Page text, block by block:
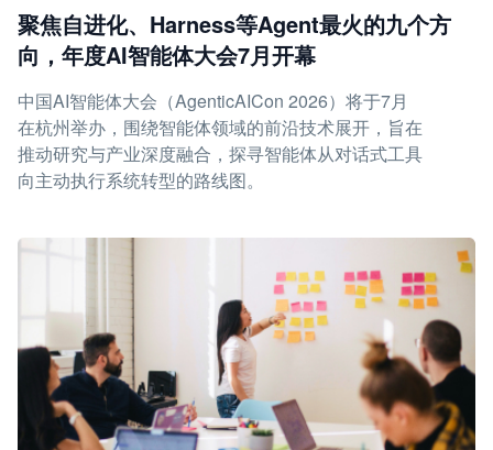
聚焦自进化、Harness等Agent最火的九个方
向，年度AI智能体大会7月开幕
中国AI智能体大会（AgenticAICon 2026）将于7月
在杭州举办，围绕智能体领域的前沿技术展开，旨在
推动研究与产业深度融合，探寻智能体从对话式工具
向主动执行系统转型的路线图。